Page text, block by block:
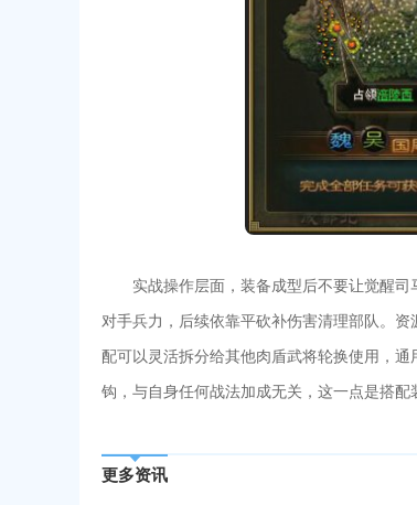
实战操作层面，装备成型后不要让觉醒
对手兵力，后续依靠平砍补伤害清理部队。
配可以灵活拆分给其他肉盾武将轮换使用，
钩，与自身任何战法加成无关，这一点是搭配
更多资讯